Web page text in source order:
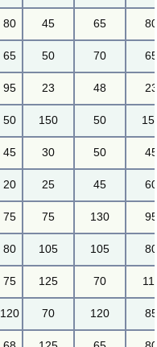
80 45 65 80
65 50 70 65
95 23 48 23
50 150 50
45 30 50 45
20 25 45 60
75 75 130 95
80 105 105 80
75 125 70
120 70 120 85